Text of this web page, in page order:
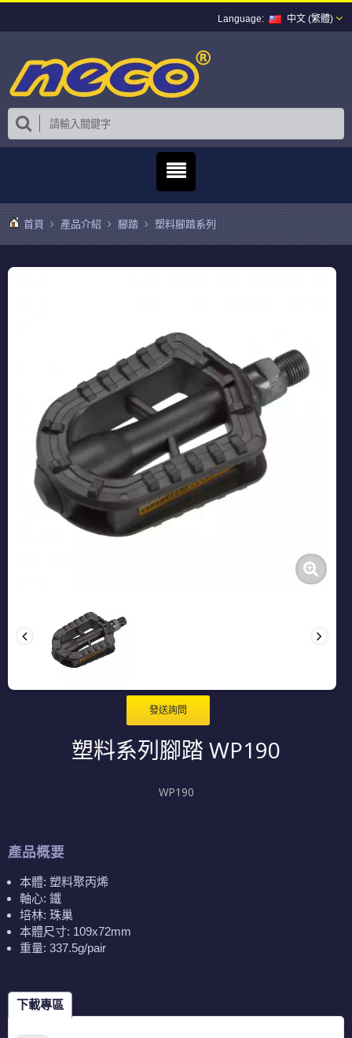
中文 (繁體)
首頁 產品介紹 腳踏 塑料腳踏系列
發送詢問
塑料系列腳踏 WP190
WP190
產品概要
本體: 塑料聚丙烯
軸心: 鐵
培林: 珠巢
本體尺寸: 109x72mm
重量: 337.5g/pair
下載專區